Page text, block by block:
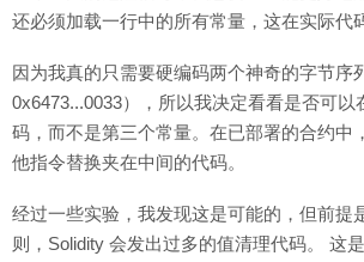
还必须加载一行中的所有常量，这在实际代
因为我真的只需要硬编码两个神奇的字节序
0x6473...0033），所以我决定看看是否可以
码，而不是第三个常量。在已部署的合约中
他指令替换夹在中间的代码。
经过一些实验，我发现这是可能的，但前提
则，Solidity 会发出过多的值清理代码。 这